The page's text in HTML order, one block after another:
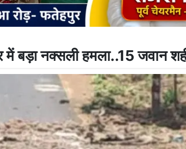
में बड़ा नक्सली हमला..15 जवान